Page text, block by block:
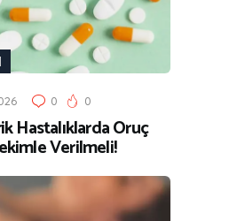
0 0
Hastalıklarda Oruç
Verilmeli!